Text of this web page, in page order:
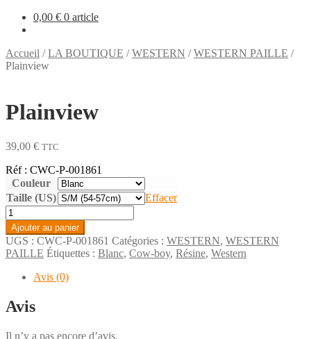
0,00 € 0 article
Accueil /LA BOUTIQUE /WESTERN /WESTERN PAILLE /
Plainview
Plainview
39,00 € TTC
Réf : CWC-P-001861
Couleur
Taille (US)
Effacer
quantité
de
Plainview
Ajouter au panier
UGS : CWC-P-001861 Catégories : WESTERN, WESTERN
PAILLE Étiquettes : Blanc, Cow-boy, Résine, Western
Avis (0)
Avis
Il n’y a pas encore d’avis.